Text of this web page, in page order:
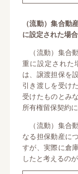
（流動）集合
に設定された場合
（流動）集合
重に設定された
は、譲渡担保を
引き渡しを受け
受けたものとみ
所有権留保契約
（流動）集合
なる担保動産に
すが、実際に倉
したと考えるの